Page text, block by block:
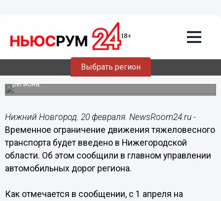
Выбрать регион
Временное ограничение движения
тяжеловесного транспорта вводится с
1 апреля в Нижегородской области
Временные ограничения будут введены на 150 дорогах
региона.
Нижний Новгород. 20 февраля. NewsRoom24.ru -
Временное ограничение движения тяжеловесного
транспорта будет введено в Нижегородской
области. Об этом сообщили в главном управлении
автомобильных дорог региона.
Как отмечается в сообщении, с 1 апреля на